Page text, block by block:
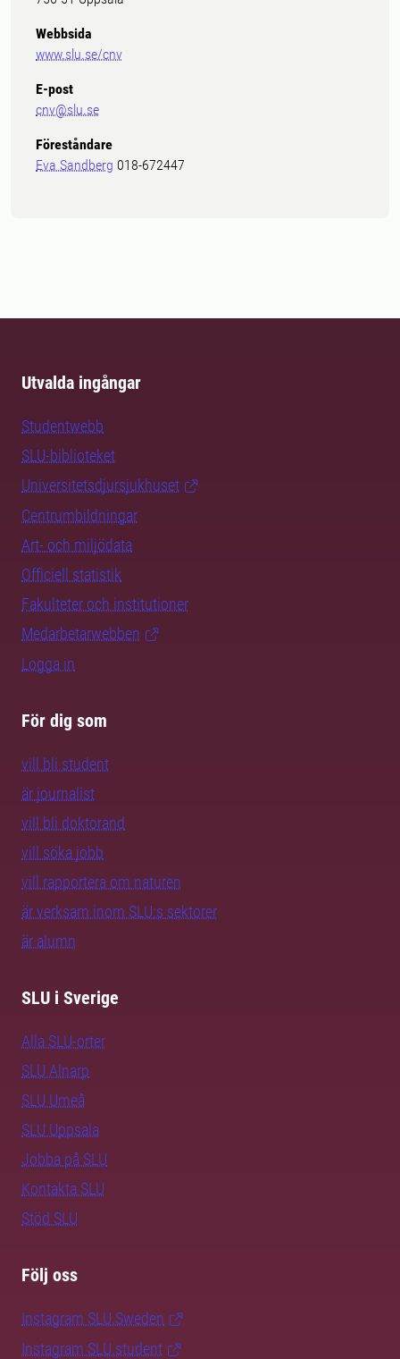
Webbsida
www.slu.se/cnv
E-post
cnv@slu.se
Föreståndare
Eva Sandberg 018-672447
Utvalda ingångar
Studentwebb
SLU-biblioteket
Universitetsdjursjukhuset
Centrumbildningar
Art- och miljödata
Officiell statistik
Fakulteter och institutioner
Medarbetarwebben
Logga in
För dig som
vill bli student
är journalist
vill bli doktorand
vill söka jobb
vill rapportera om naturen
är verksam inom SLU:s sektorer
är alumn
SLU i Sverige
Alla SLU-orter
SLU Alnarp
SLU Umeå
SLU Uppsala
Jobba på SLU
Kontakta SLU
Stöd SLU
Följ oss
Instagram SLU.Sweden
Instagram SLU.student